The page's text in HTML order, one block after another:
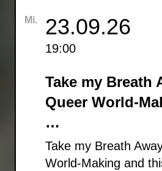
Mi. 23.09.26
19:00
Take my Breath
Queer World-
…
Take my Breath
World-Making and